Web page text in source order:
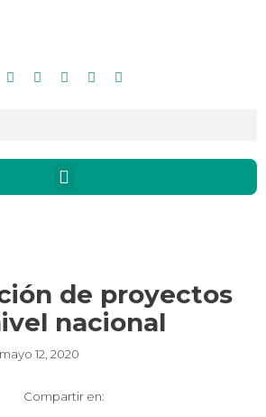
de proyectos
nacional
mayo 12, 2020
Compartir en: